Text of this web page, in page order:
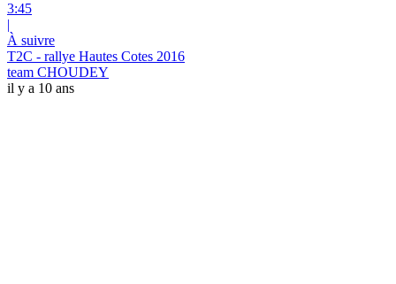
3:45
|
À suivre
T2C - rallye Hautes Cotes 2016
team CHOUDEY
il y a 10 ans